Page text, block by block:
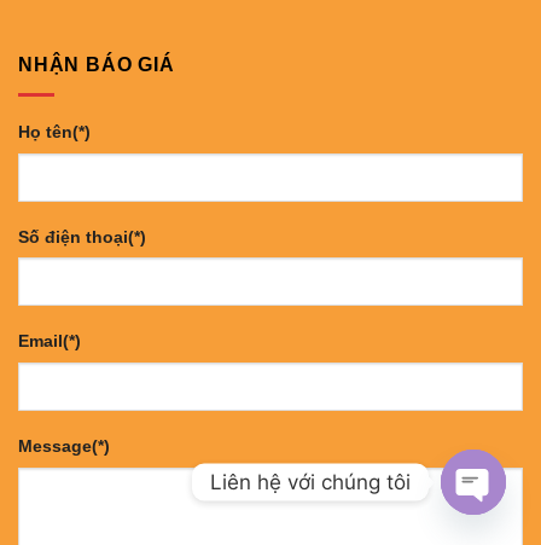
NHẬN BÁO GIÁ
Họ tên(*)
Số điện thoại(*)
Email(*)
Message(*)
Liên hệ với chúng tôi